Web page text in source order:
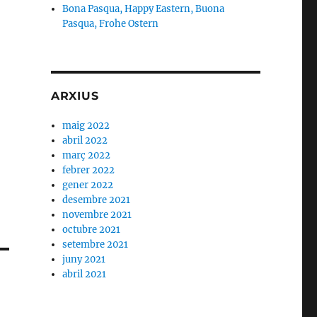
Bona Pasqua, Happy Eastern, Buona
Pasqua, Frohe Ostern
ARXIUS
maig 2022
abril 2022
març 2022
febrer 2022
gener 2022
desembre 2021
novembre 2021
octubre 2021
setembre 2021
juny 2021
abril 2021